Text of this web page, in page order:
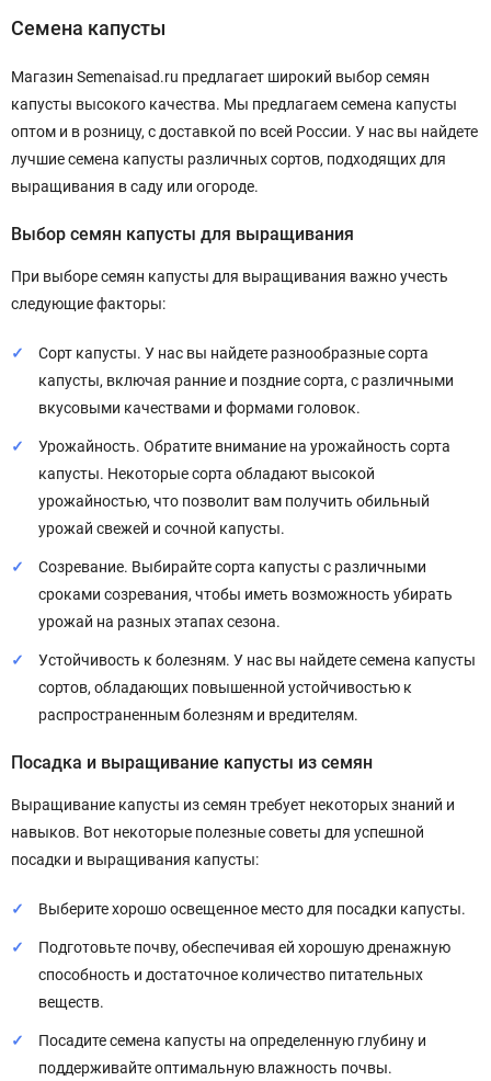
Семена капусты
Магазин Semenaisad.ru предлагает широкий выбор семян
капусты высокого качества. Мы предлагаем семена капусты
оптом и в розницу, с доставкой по всей России. У нас вы найдете
лучшие семена капусты различных сортов, подходящих для
выращивания в саду или огороде.
Выбор семян капусты для выращивания
При выборе семян капусты для выращивания важно учесть
следующие факторы:
Сорт капусты. У нас вы найдете разнообразные сорта
капусты, включая ранние и поздние сорта, с различными
вкусовыми качествами и формами головок.
Урожайность. Обратите внимание на урожайность сорта
капусты. Некоторые сорта обладают высокой
урожайностью, что позволит вам получить обильный
урожай свежей и сочной капусты.
Созревание. Выбирайте сорта капусты с различными
сроками созревания, чтобы иметь возможность убирать
урожай на разных этапах сезона.
Устойчивость к болезням. У нас вы найдете семена капусты
сортов, обладающих повышенной устойчивостью к
распространенным болезням и вредителям.
Посадка и выращивание капусты из семян
Выращивание капусты из семян требует некоторых знаний и
навыков. Вот некоторые полезные советы для успешной
посадки и выращивания капусты:
Выберите хорошо освещенное место для посадки капусты.
Подготовьте почву, обеспечивая ей хорошую дренажную
способность и достаточное количество питательных
веществ.
Посадите семена капусты на определенную глубину и
поддерживайте оптимальную влажность почвы.